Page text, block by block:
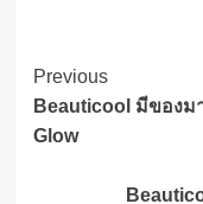
Post
Navigation
Previous
Beauticool มีของม
Glow